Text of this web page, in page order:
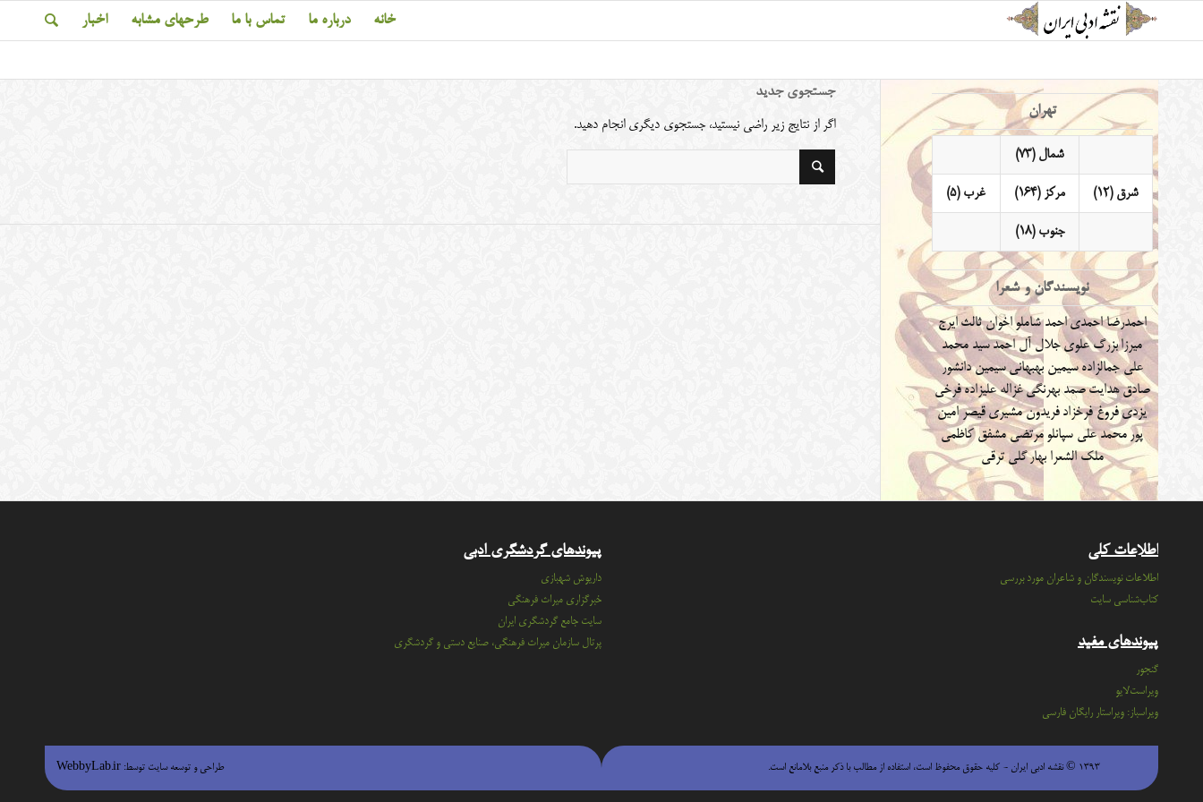
خانه درباره ما تماس با ما طرحهای مشابه اخبار
جستجوی جدید
اگر از نتایج زیر راضی نیستید، جستجوی دیگری انجام دهید.
تهران
شمال (73)
شرق (12) مرکز (164) غرب (5)
جنوب (18)
نویسندگان و شعرا
احمدرضا احمدیاحمد شاملواخوان ثالث ایرج
میرزابزرگ علوی جلال آل احمد سید محمد
علی جمالزاده سیمین بهبهانیسیمین دانشور
صادق هدایتصمد بهرنگیغزاله علیزادهفرخی
یزدیفروغ فرخزاد فریدون مشیری قیصر امین
پور محمد علی سپانلو مرتضی مشفق کاظمی
ملک الشعرا بهارگلی ترقی
اطلاعات کلی
اطلاعات نویسندگان و شاعران مورد بررسی
کتاب‌شناسی سایت
پیوندهای مفید
گنجور
ویراست‌لایو
ویراسباز: ویراستار رایگان فارسی
پیوندهای گردشگری ادبی
داریوش شهبازی
خبرگزاری میراث فرهنگی
سايت جامع گردشگري ايران
پرتال سازمان ميراث فرهنگي، صنايع دستي و گردشگري
۱۳۹۳ © نقشه ادبی ایران - كليه حقوق محفوظ است، استفاده از مطالب با ذكر منبع بلامانع است. طراحی و توسعه سایت توسط: WebbyLab.ir